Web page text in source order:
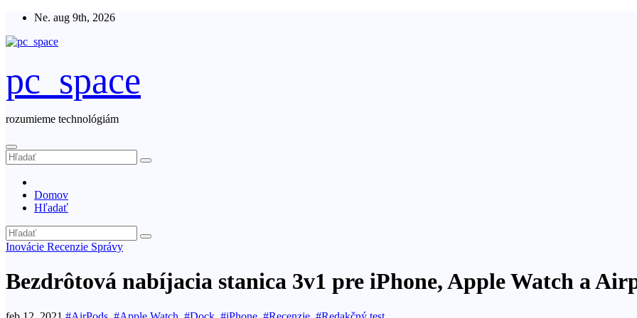
Skip
content
Ne. aug 9th, 2026
pc_space
rozumieme technológiám
Domov
Hľadať
Inovácie Recenzie Správy
Bezdrôtová nabíjacia stanica 3v1 pre iPhone, Apple Watch a